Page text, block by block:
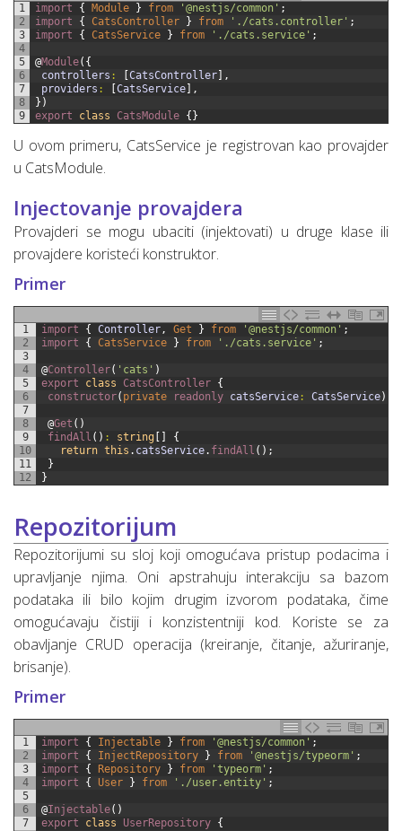
1
2
3
4
5
6
7
8
9
import { Module } from '@nestjs/common' ;
import
{ CatsController } from './cats.controller' ;
import
{ CatsService } from './cats.service' ;
@Module( {
controllers : [CatsController] ,
providers : [CatsService] ,
} )
export
class CatsModule {}
U ovom primeru, CatsService je registrovan kao provajder
u CatsModule.
Injectovanje provajdera
Provajderi se mogu ubaciti (injektovati) u druge klase ili
provajdere koristeći konstruktor.
Primer
1
2
3
4
5
6
7
8
9
10
11
12
import { Controller, Get } from '@nestjs/common' ;
import
{ CatsService } from './cats.service' ;
@Controller( 'cats' )
export
class CatsController {
constructor( private readonly catsService : CatsService)
@Get ( )
findAll ( ) : string [ ]
{
return this . catsService. findAll ( ) ;
}
}
Repozitorijum
Repozitorijumi su sloj koji omogućava pristup podacima i
upravljanje njima. Oni apstrahuju interakciju sa bazom
podataka ili bilo kojim drugim izvorom podataka, čime
omogućavaju čistiji i konzistentniji kod. Koriste se za
obavljanje CRUD operacija (kreiranje, čitanje, ažuriranje,
brisanje).
Primer
1
2
3
4
5
6
7
import { Injectable } from '@nestjs/common' ;
import
{ InjectRepository } from '@nestjs/typeorm' ;
import
{ Repository } from 'typeorm' ;
import
{ User } from './user.entity' ;
@Injectable( )
export
class UserRepository {